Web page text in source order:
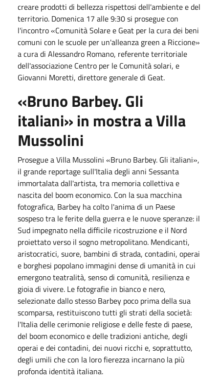
creare prodotti di bellezza rispettosi dell'ambiente e del
territorio. Domenica 17 alle9:30si prosegue con
l'incontro «Comunità Solare e Geat per la cura dei beni
comuni con le scuole per un'alleanza green a Riccione»
a cura di Alessandro Romano, referente territoriale
dell'associazione Centro per le Comunità solari, e
Giovanni Moretti, direttore generale di Geat.
«Bruno Barbey. Gli
italiani» in mostra a Villa
Mussolini
Prosegue a Villa Mussolini «Bruno Barbey. Gli italiani»,
il grande reportage sull'Italia degli anni Sessanta
immortalata dall'artista, tra memoria collettiva e
nascita del boom economico. Con la sua macchina
fotografica, Barbey ha colto l'anima di un Paese
sospeso tra le ferite della guerra e le nuove speranze: il
Sud impegnato nella difficile ricostruzione e il Nord
proiettato verso il sogno metropolitano. Mendicanti,
aristocratici, suore, bambini di strada, contadini, operai
e borghesi popolano immagini dense di umanità in cui
emergono teatralità, senso di comunità, resilienza e
gioia di vivere. Le fotografie in bianco e nero,
selezionate dallo stesso Barbey poco prima della sua
scomparsa, restituiscono tutti gli strati della società:
l'Italia delle cerimonie religiose e delle feste di paese,
del boom economico e delle tradizioni antiche, degli
operai e dei contadini, dei nuovi ricchi e, soprattutto,
degli umili che con la loro fierezza incarnano la più
profonda identità italiana.